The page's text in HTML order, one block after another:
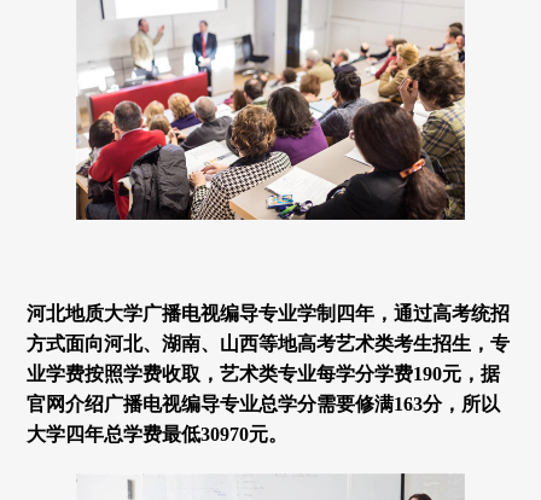
河北地质大学广播电视编导专业学制四年，通过高考统招
方式面向河北、湖南、山西等地高考艺术类考生招生，专
业学费按照学费收取，艺术类专业每学分学费190元，据
官网介绍广播电视编导专业总学分需要修满163分，所以
大学四年总学费最低30970元。